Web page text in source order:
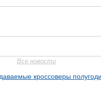
Все новости
кроссоверы